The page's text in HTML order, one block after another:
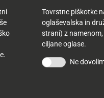
Tovrstne piškotke
oglaševalska in
strani) z
ciljane oglase.
Ne